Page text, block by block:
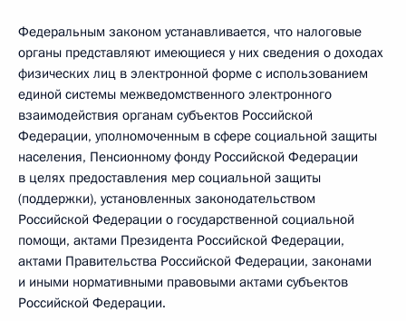
Федеральным законом устанавливается, что налоговые
органы представляют имеющиеся у них сведения о доходах
физических лиц в электронной форме с использованием
единой системы межведомственного электронного
взаимодействия органам субъектов Российской
Федерации, уполномоченным в сфере социальной защиты
населения, Пенсионному фонду Российской Федерации
в целях предоставления мер социальной защиты
(поддержки), установленных законодательством
Российской Федерации о государственной социальной
помощи, актами Президента Российской Федерации,
актами Правительства Российской Федерации, законами
и иными нормативными правовыми актами субъектов
Российской Федерации.